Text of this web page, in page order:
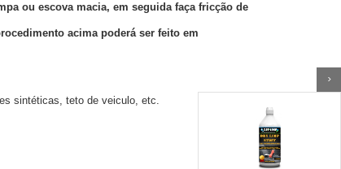
>
ou escova macia, em seguida faça fricção de
acima poderá ser feito em
sintéticas, teto de veiculo, etc.